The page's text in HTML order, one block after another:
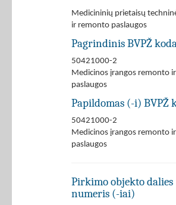
Medicininių prietaisų
ir remonto paslaugos
Pagrindinis BVPŽ
50421000-2
Medicinos įrangos remonto
paslaugos
Papildomas (-i) BVPŽ
50421000-2
Medicinos įrangos remonto
paslaugos
Pirkimo objekto
numeris (-iai)